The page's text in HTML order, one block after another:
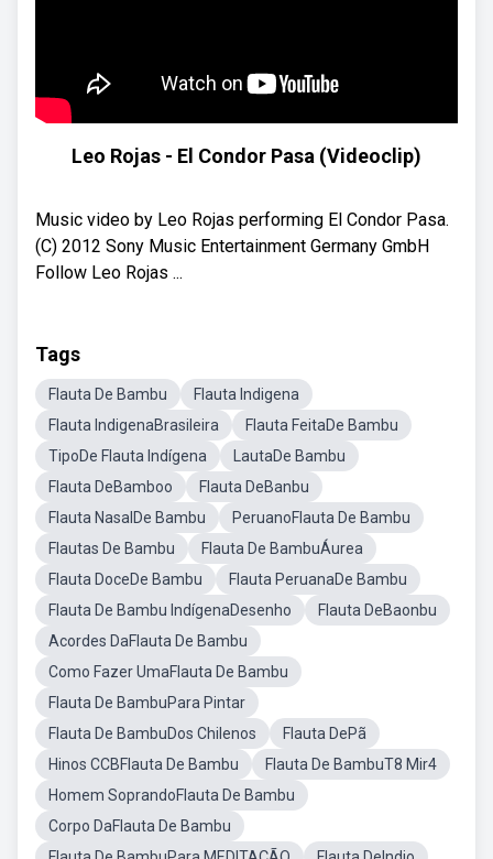
Leo Rojas - El Condor Pasa (Videoclip)
Music video by Leo Rojas performing El Condor Pasa.
(C) 2012 Sony Music Entertainment Germany GmbH
Follow Leo Rojas ...
Tags
Flauta De Bambu
Flauta Indigena
Flauta IndigenaBrasileira
Flauta FeitaDe Bambu
TipoDe Flauta Indígena
LautaDe Bambu
Flauta DeBamboo
Flauta DeBanbu
Flauta NasalDe Bambu
PeruanoFlauta De Bambu
Flautas De Bambu
Flauta De BambuÁurea
Flauta DoceDe Bambu
Flauta PeruanaDe Bambu
Flauta De Bambu IndígenaDesenho
Flauta DeBaonbu
Acordes DaFlauta De Bambu
Como Fazer UmaFlauta De Bambu
Flauta De BambuPara Pintar
Flauta De BambuDos Chilenos
Flauta DePã
Hinos CCBFlauta De Bambu
Flauta De BambuT8 Mir4
Homem SoprandoFlauta De Bambu
Corpo DaFlauta De Bambu